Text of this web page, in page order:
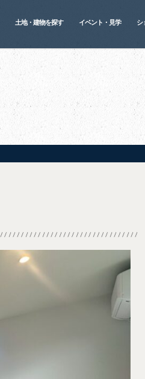
土地・建物を探す イベント・見学 シ